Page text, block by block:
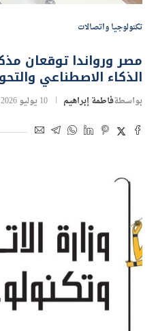
تكنولوجيا واتصالات
مصر ورواندا توقعان
الذكاء الاصطناعي
بواسطةفاطمة إبراهيم 10 يوليو 2026 | 2:15 م